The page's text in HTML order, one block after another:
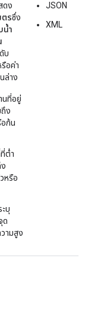
ดง
ตรซึ่ง
น้ำ
บ
อค่า
ล่าง
นที่อยู่
ถึง
ก้น
ต่ำ
หรือ
ะบุ
ด
ามสูง
JSON
XML